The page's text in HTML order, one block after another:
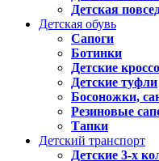
Детская
Детская обувь
Сапоги
Ботинки
Детские
Детские туфли
Босоножки,
Резиновые
Тапки
Детский транспорт
Детские 3-х